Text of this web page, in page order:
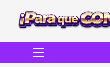
Menú